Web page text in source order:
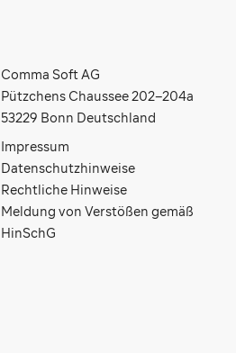
Comma Soft AG
Pützchens Chaussee 202–204a
53229 Bonn Deutschland
Impressum
Datenschutzhinweise
Rechtliche Hinweise
Meldung von Verstößen gemäß
HinSchG